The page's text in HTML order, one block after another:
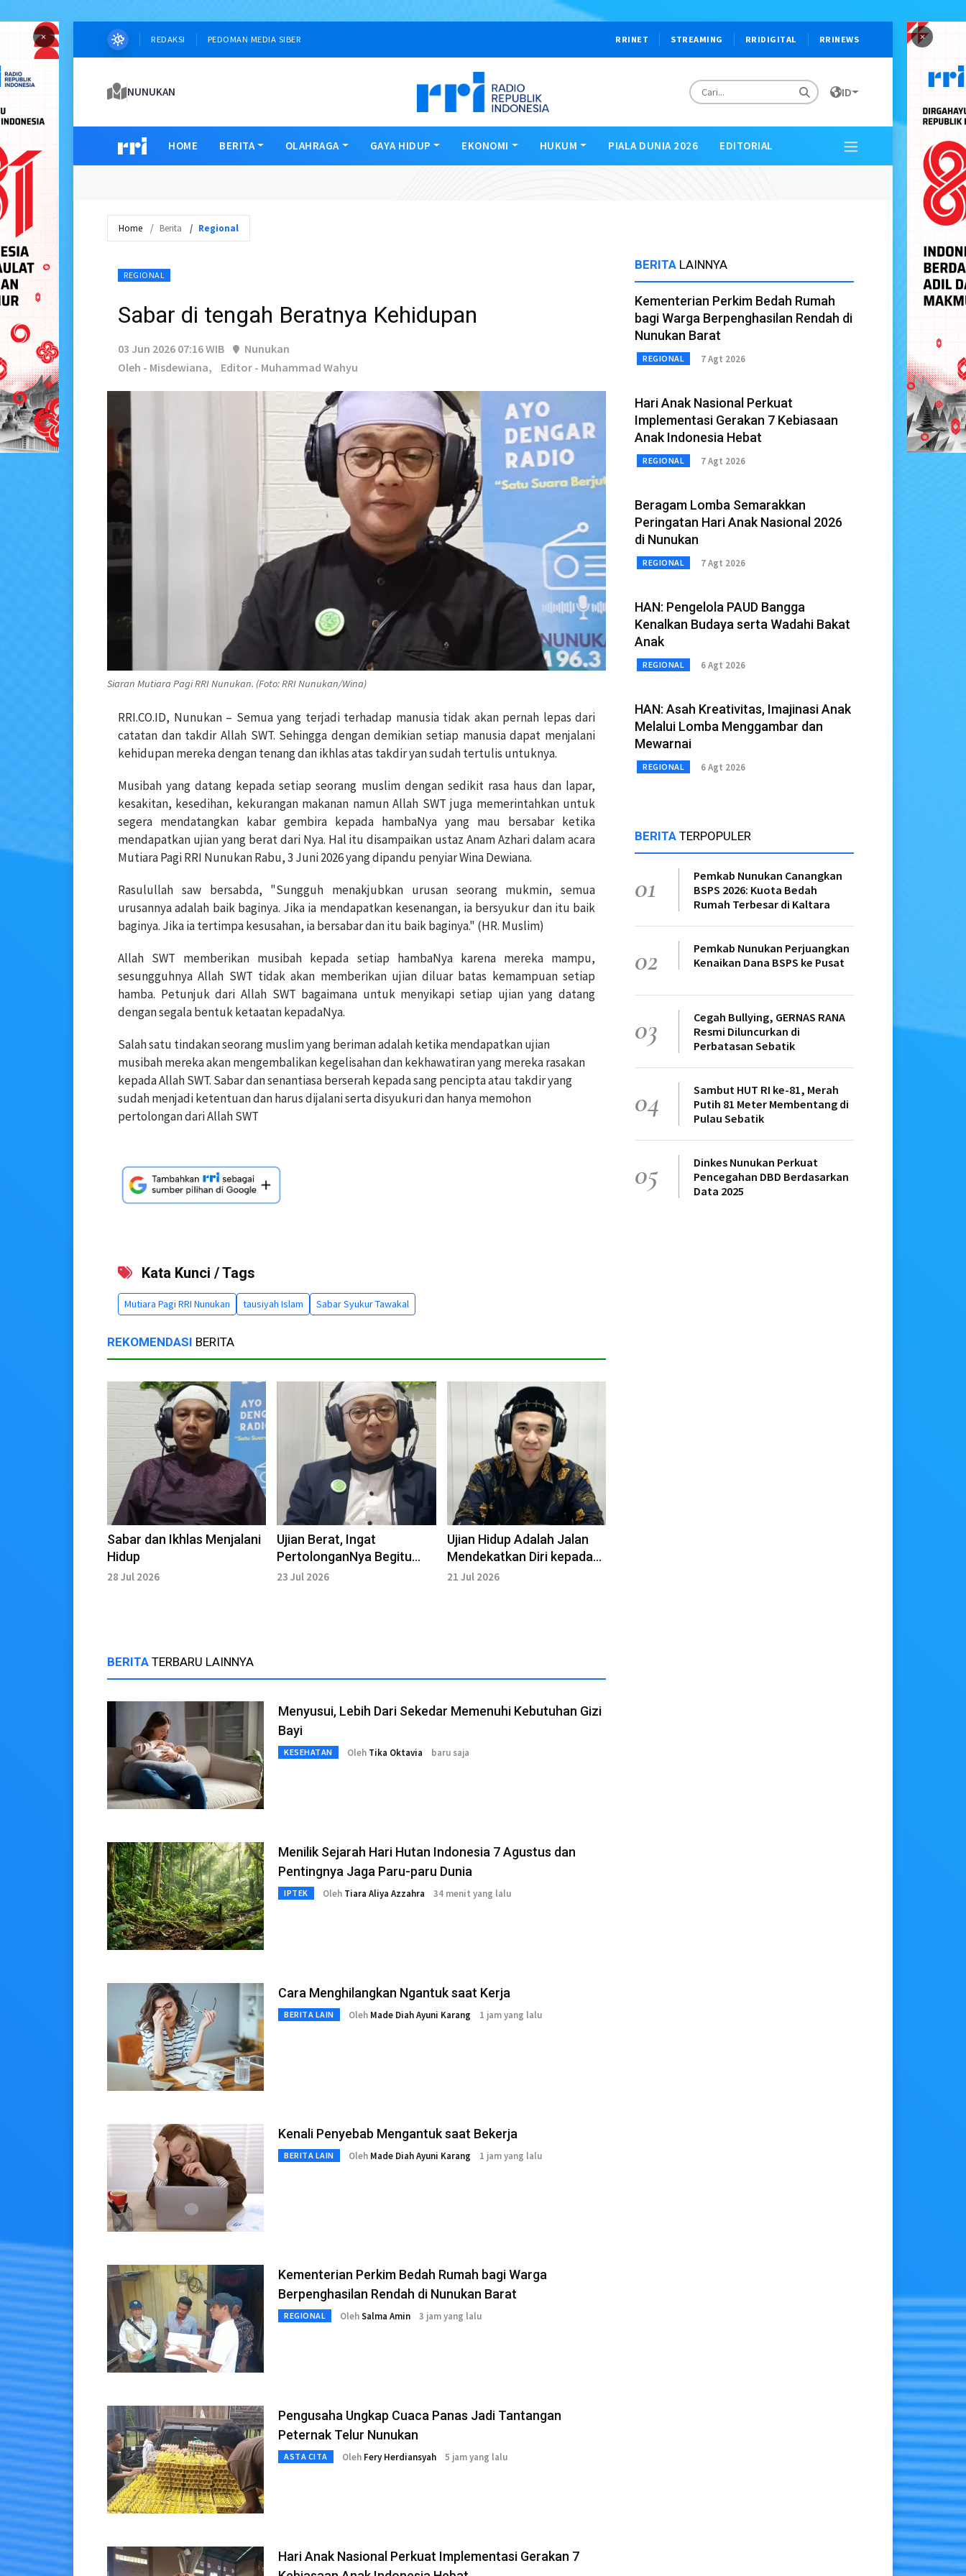
× ×
REDAKSI PEDOMAN MEDIA SIBER RRINET STREAMING RRIDIGITAL RRINEWS
NUNUKAN ID
HOME BERITA OLAHRAGA GAYA HIDUP EKONOMI HUKUM PIALA DUNIA 2026 EDITORIAL
Home Berita Regional
REGIONAL
Sabar di tengah Beratnya Kehidupan
03 Jun 2026 07:16 WIB
Nunukan
Oleh - Misdewiana,
Editor - Muhammad Wahyu
Siaran Mutiara Pagi RRI Nunukan. (Foto: RRI Nunukan/Wina)
RRI.CO.ID, Nunukan – Semua yang terjadi terhadap manusia tidak akan pernah lepas dari
catatan dan takdir Allah SWT. Sehingga dengan demikian setiap manusia dapat menjalani
kehidupan mereka dengan tenang dan ikhlas atas takdir yan sudah tertulis untuknya.
Musibah yang datang kepada setiap seorang muslim dengan sedikit rasa haus dan lapar,
kesakitan, kesedihan, kekurangan makanan namun Allah SWT juga memerintahkan untuk
segera mendatangkan kabar gembira kepada hambaNya yang mau bersabar ketika
mendapatkan ujian yang berat dari Nya. Hal itu disampaikan ustaz Anam Azhari dalam acara
Mutiara Pagi RRI Nunukan Rabu, 3 Juni 2026 yang dipandu penyiar Wina Dewiana.
Rasulullah saw bersabda, "Sungguh menakjubkan urusan seorang mukmin, semua
urusannya adalah baik baginya. Jika ia mendapatkan kesenangan, ia bersyukur dan itu baik
baginya. Jika ia tertimpa kesusahan, ia bersabar dan itu baik baginya." (HR. Muslim)
Allah SWT memberikan musibah kepada setiap hambaNya karena mereka mampu,
sesungguhnya Allah SWT tidak akan memberikan ujian diluar batas kemampuan setiap
hamba. Petunjuk dari Allah SWT bagaimana untuk menyikapi setiap ujian yang datang
dengan segala bentuk ketaatan kepadaNya.
Salah satu tindakan seorang muslim yang beriman adalah ketika mendapatkan ujian
musibah mereka akan mengembalikan kegelisahan dan kekhawatiran yang mereka rasakan
kepada Allah SWT. Sabar dan senantiasa berserah kepada sang pencipta atau takdir yang
sudah menjadi ketentuan dan harus dijalani serta disyukuri dan hanya memohon
pertolongan dari Allah SWT
Kata Kunci / Tags
Mutiara Pagi RRI Nunukan tausiyah Islam Sabar Syukur Tawakal
REKOMENDASI BERITA
Sabar dan Ikhlas Menjalani
Hidup
28 Jul 2026
Ujian Berat, Ingat
PertolonganNya Begitu
Dekat
23 Jul 2026
Ujian Hidup Adalah Jalan
Mendekatkan Diri kepada
Allah SWT
21 Jul 2026
BERITA TERBARU LAINNYA
Menyusui, Lebih Dari Sekedar Memenuhi Kebutuhan Gizi
Bayi
KESEHATAN Oleh Tika Oktavia baru saja
Menilik Sejarah Hari Hutan Indonesia 7 Agustus dan
Pentingnya Jaga Paru-paru Dunia
IPTEK Oleh Tiara Aliya Azzahra 34 menit yang lalu
Cara Menghilangkan Ngantuk saat Kerja
BERITA LAIN Oleh Made Diah Ayuni Karang 1 jam yang lalu
Kenali Penyebab Mengantuk saat Bekerja
BERITA LAIN Oleh Made Diah Ayuni Karang 1 jam yang lalu
Kementerian Perkim Bedah Rumah bagi Warga
Berpenghasilan Rendah di Nunukan Barat
REGIONAL OlehSalma Amin 3 jam yang lalu
Pengusaha Ungkap Cuaca Panas Jadi Tantangan
Peternak Telur Nunukan
ASTA CITA Oleh Fery Herdiansyah 5 jam yang lalu
Hari Anak Nasional Perkuat Implementasi Gerakan 7
BERITA LAINNYA
Kementerian Perkim Bedah Rumah
bagi Warga Berpenghasilan Rendah di
Nunukan Barat
REGIONAL 7 Agt 2026
Hari Anak Nasional Perkuat
Implementasi Gerakan 7 Kebiasaan
Anak Indonesia Hebat
REGIONAL 7 Agt 2026
Beragam Lomba Semarakkan
Peringatan Hari Anak Nasional 2026
di Nunukan
REGIONAL 7 Agt 2026
HAN: Pengelola PAUD Bangga
Kenalkan Budaya serta Wadahi Bakat
Anak
REGIONAL 6 Agt 2026
HAN: Asah Kreativitas, Imajinasi Anak
Melalui Lomba Menggambar dan
Mewarnai
REGIONAL 6 Agt 2026
BERITA TERPOPULER
01
Pemkab Nunukan Canangkan
BSPS 2026: Kuota Bedah
Rumah Terbesar di Kaltara
02
Pemkab Nunukan Perjuangkan
Kenaikan Dana BSPS ke Pusat
03
Cegah Bullying, GERNAS RANA
Resmi Diluncurkan di
Perbatasan Sebatik
04
Sambut HUT RI ke-81, Merah
Putih 81 Meter Membentang di
Pulau Sebatik
05
Dinkes Nunukan Perkuat
Pencegahan DBD Berdasarkan
Data 2025